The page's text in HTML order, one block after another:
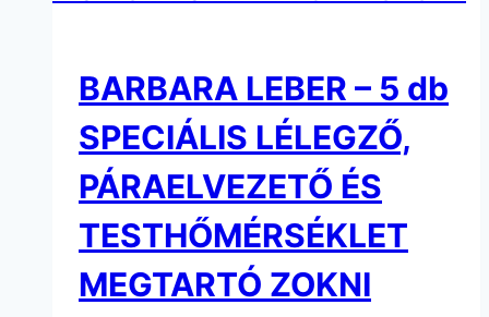
BARBARA LEBER – 5 db
SPECIÁLIS LÉLEGZŐ,
PÁRAELVEZETŐ ÉS
TESTHŐMÉRSÉKLET
MEGTARTÓ ZOKNI